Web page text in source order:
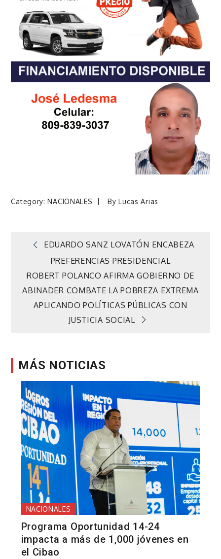
Category:NACIONALES ByLucas Arias
Navegación
de
entradas
EDUARDO SANZ LOVATÓN ENCABEZA
PREFERENCIAS PRESIDENCIAL
ROBERT POLANCO AFIRMA GOBIERNO DE
ABINADER COMBATE LA POBREZA EXTREMA
APLICANDO POLÍTICAS PÚBLICAS CON
JUSTICIA SOCIAL
MÁS NOTICIAS
NACIONALES
Programa Oportunidad 14-24
impacta a más de 1,000 jóvenes en
el Cibao